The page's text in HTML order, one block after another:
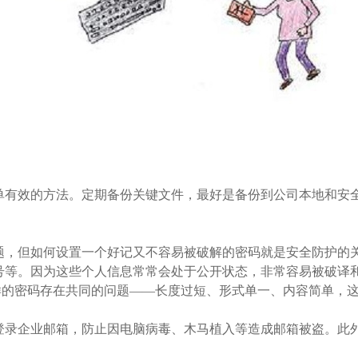
效的方法。定期备份关键文件，最好是备份到公司本地和
但如何设置一个好记又不容易被破解的密码就是安全防护
。因为这些个人信息常常会处于公开状态，非常容易被破
的密码存在共同的问题——长度过短、形式单一、内容简单，
企业邮箱，防止因电脑病毒、木马植入等造成邮箱被盗。